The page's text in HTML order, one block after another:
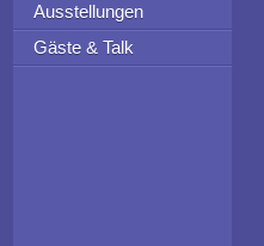
Ausstellungen
Gäste & Talk